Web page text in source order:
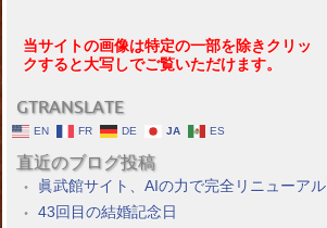
当サイトの画像は特定の一部を除きクリッ
クすると大写しでご覧いただけます。
GTRANSLATE
EN FR DE JA ES
直近のブログ投稿
眞武館サイト、AIの力で完全リニューアル
43回目の結婚記念日